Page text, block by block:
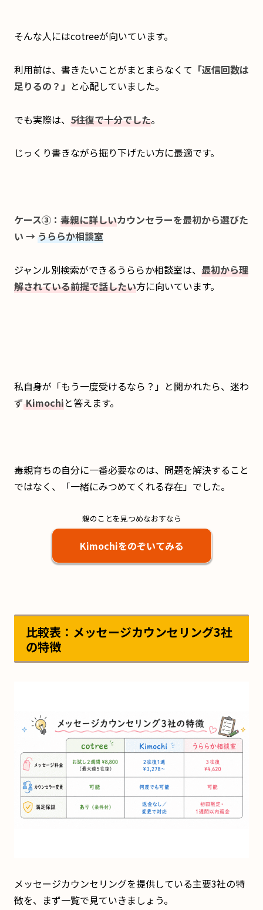
そんな人にはcotreeが向いています。
利用前は、書きたいことがまとまらなくて 「返信回数は
足りるの？」 と心配していました。
でも実際は、 5往復で十分でした。
じっくり書きながら掘り下げたい方に最適です。
ケース③ ： 毒親に詳しいカウンセラーを最初から選びた
い →うららか相談室
ジャンル別検索ができるうららか相談室は、 最初から理
解されている前提で話したい方に向いています。
私自身が「もう一度受けるなら？」と聞かれたら、迷わ
ず Kimochiと答えます。
毒親育ちの自分に一番必要なのは、問題を解決すること
ではなく、「一緒にみつめてくれる存在」でした。
親のことを見つめなおすなら
Kimochiをのぞいてみる
比較表：メッセージカウンセリング3社
の特徴
メッセージカウンセリングを提供している主要3社の特
徴を、まず一覧で見ていきましょう。